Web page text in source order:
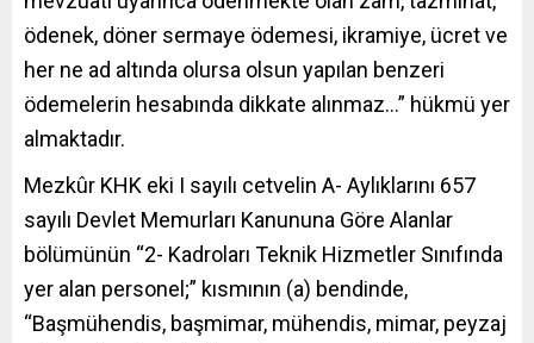
ödenek, döner sermaye ödemesi, ikramiye, ücret ve
her ne ad altında olursa olsun yapılan benzeri
ödemelerin hesabında dikkate alınmaz…” hükmü yer
almaktadır.
Mezkûr KHK eki I sayılı cetvelin A- Aylıklarını 657
sayılı Devlet Memurları Kanununa Göre Alanlar
bölümünün “2- Kadroları Teknik Hizmetler Sınıfında
yer alan personel;” kısmının (a) bendinde,
“Başmühendis, başmimar, mühendis, mimar, peyzaj